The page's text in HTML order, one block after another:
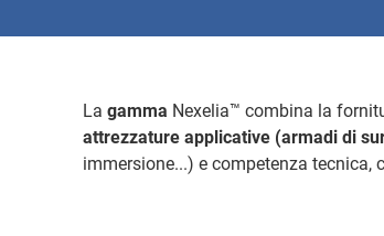
La gamma Nexelia™ combina la
attrezzature applicative (armadi di
immersione...) e competenza